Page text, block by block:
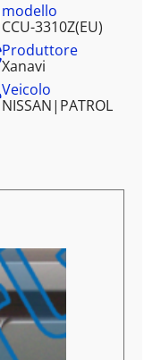
modello
CCU-3310Z(EU)
Produttore
Xanavi
Veicolo
NISSAN| PATROL